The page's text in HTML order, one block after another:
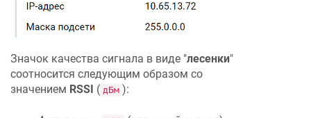
Значок качества сигнала в виде "лесенки"
соотносится следующим образом со
значением RSSI ( дБм ):